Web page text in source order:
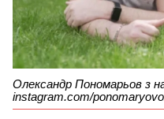
Олександр Пономарьов з
instagram.com/